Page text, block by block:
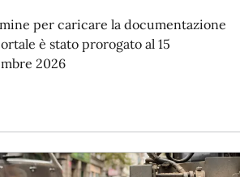
per caricare la documentazione
è stato prorogato al 15
2026